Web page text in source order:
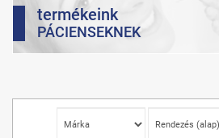
termékeink
PÁCIENSEKNEK